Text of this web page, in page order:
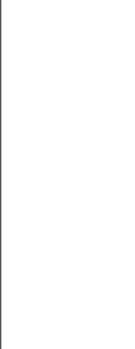
del uso que los
contable en la
modernos han
contable
valoran el
ratio precio-valor
del
empresa.
inversores
para
del mercado
debajo de su
surgir durante
a los
a largo plazo